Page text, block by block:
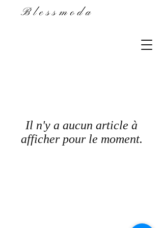
Blessmoda
Il n'y a aucun article à
afficher pour le moment.